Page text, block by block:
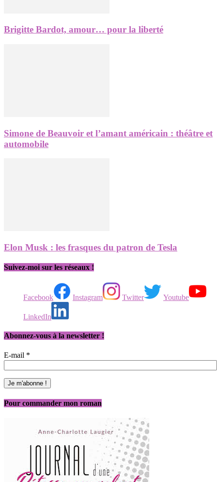
Brigitte Bardot, amour… pour la liberté
Simone de Beauvoir et l’amant américain : théâtre et
automobile
Elon Musk : les frasques du patron de Tesla
Suivez-moi sur les réseaux !
Facebook Instagram Twitter Youtube
LinkedIn
Abonnez-vous à la newsletter !
E-mail *
Pour commander mon roman